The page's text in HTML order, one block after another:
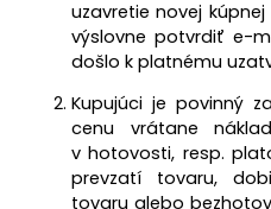
uzavretie novej
výslovne potvrdiť e-
došlo k platnému
Kupujúci je povinný
cenu vrátane
v hotovosti, resp.
prevzatí tovaru,
tovaru alebo